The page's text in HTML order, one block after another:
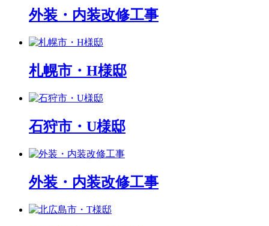
外装・内装改修工事
札幌市・H様邸
石狩市・U様邸
外装・内装改修工事